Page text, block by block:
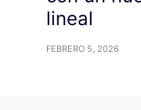
lineal
FEBRERO 5, 2026